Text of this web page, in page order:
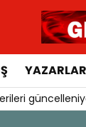
YAZARLAR